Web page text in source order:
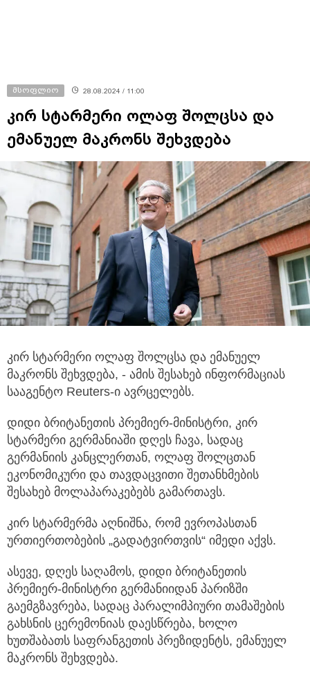
მსოფლიო 28.08.2024 / 11:00
კირ სტარმერი ოლაფ შოლცსა და
ემანუელ მაკრონს შეხვდება
კირ სტარმერი ოლაფ შოლცსა და ემანუელ
მაკრონს შეხვდება, - ამის შესახებ ინფორმაციას
სააგენტო Reuters-ი ავრცელებს.
დიდი ბრიტანეთის პრემიერ-მინისტრი, კირ
სტარმერი გერმანიაში დღეს ჩავა, სადაც
გერმანიის კანცლერთან, ოლაფ შოლცთან
ეკონომიკური და თავდაცვითი შეთანხმების
შესახებ მოლაპარაკებებს გამართავს.
კირ სტარმერმა აღნიშნა, რომ ევროპასთან
ურთიერთობების „გადატვირთვის“ იმედი აქვს.
ასევე, დღეს საღამოს, დიდი ბრიტანეთის
პრემიერ-მინისტრი გერმანიიდან პარიზში
გაემგზავრება, სადაც პარალიმპიური თამაშების
გახსნის ცერემონიას დაესწრება, ხოლო
ხუთშაბათს საფრანგეთის პრეზიდენტს, ემანუელ
მაკრონს შეხვდება.